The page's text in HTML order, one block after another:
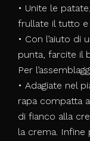
• Unite le
frullate il tutto e
• Con l’aiuto di
punta, farcite il
Per
• Adagiate nel
rapa compatta
di fianco alla
la crema. Infine